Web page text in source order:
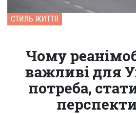
СТИЛЬ ЖИТТЯ
Чому
важливі для
потреба,